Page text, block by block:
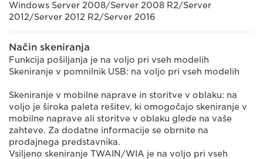
Windows Server 2008/Server 2008 R2/Server
2012/Server 2012 R2/Server 2016
Način skeniranja
Funkcija pošiljanja je na voljo pri vseh modelih
Skeniranje v pomnilnik USB: na voljo pri vseh modelih
Skeniranje v mobilne naprave in storitve v oblaku: na
voljo je široka paleta rešitev, ki omogočajo skeniranje v
mobilne naprave ali storitve v oblaku glede na vaše
zahteve. Za dodatne informacije se obrnite na
prodajnega predstavnika.
Vsiljeno skeniranje TWAIN/WIA je na voljo pri vseh